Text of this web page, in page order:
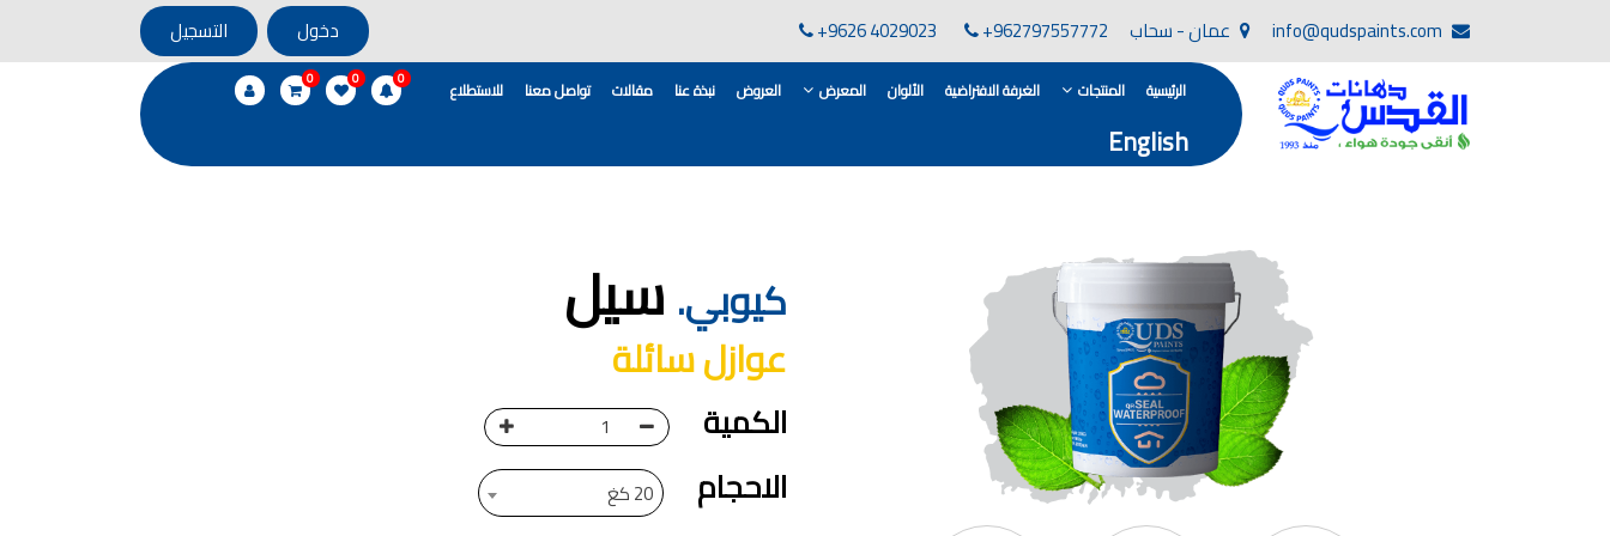
عمان - سحاب +962797557772
+9626 4029023 دخول التسجيل
الرئيسية المنتجات الغرفة الافتراضية الألوان المعرض العروض نبذة عنا مقالات تواصل معنا للاستطلاع 0
0
0
English
دهانات, أنواع الدهانات, أنواع الدهانات واسعارها في الاردن, مهندس دهانات,
أنواع الدهانات بالصور, أنواع الدهانات المنزلية, أنواع الدهانات في الاردن, أنواع الدهانات في الاردن
شركات دهان في الاردن , شركات دهانات ,لاصق بلاد القدس ,مورتر كوت , معجونة اسمنتية,دهانات ديكورية,ديكورات,غرف معيشة
صناعة دهانات القدس معارض دهانات
صناعة دهانات القدس
الوان دهانات, الوان دهانات شقق,
كتالوج الوان دهانات, الوان دهانات فاتحة,
الوان دهانات ريسبشن بترولي, الوان دهانات 2022, الوان دهانات شقق عرايس, الوان دخانات حوائط
كيوبي. سيل
عوازل سائلة
الكمية
الاحجام
20 كغ